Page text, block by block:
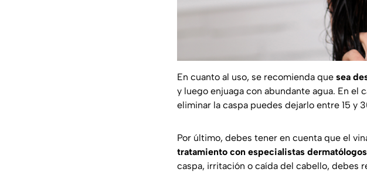
En cuanto al uso, se recomienda que sea
y luego enjuaga con abundante agua. En
eliminar la caspa puedes dejarlo entre 15 y
Por último, debes tener en cuenta que el
tratamiento con especialistas
caspa, irritación o caída del cabello, debes